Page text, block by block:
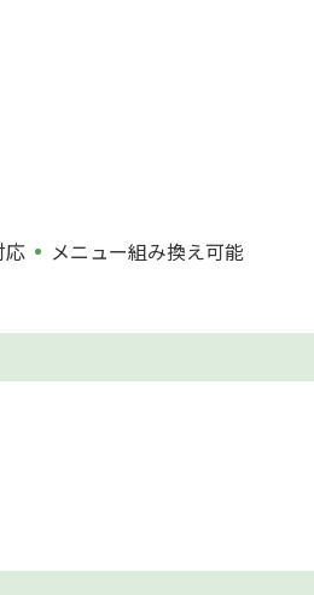
応
メニュー組み換え可能